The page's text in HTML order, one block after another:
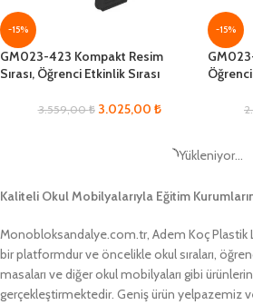
-15%
GM023-423 Kompakt Resim
Sırası, Öğrenci Etkinlik Sırası
3.559,00₺ 3.025,00 ₺
-15%
Öğrenci
Yükleniyor...
Kaliteli Okul Mobilyalarıyla Eğitim
Monobloksandalye.com.tr, Adem Koç Plastik
bir platformdur ve öncelikle okul sıraları,
masaları ve diğer okul mobilyaları gibi ürünlerin
gerçekleştirmektedir. Geniş ürün yelpazemiz